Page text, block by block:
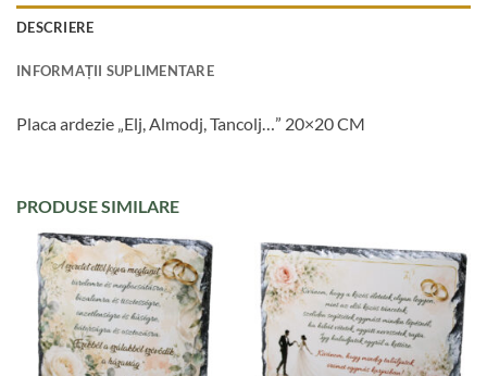
DESCRIERE
INFORMAȚII SUPLIMENTARE
Placa ardezie „Elj, Almodj, Tancolj…” 20×20 CM
PRODUSE SIMILARE